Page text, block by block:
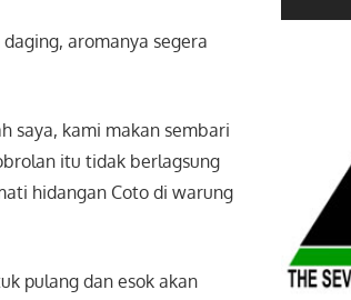
aromanya segera
saya, kami makan sembari
itu tidak berlagsung
hidangan Coto di warung
pulang dan esok akan